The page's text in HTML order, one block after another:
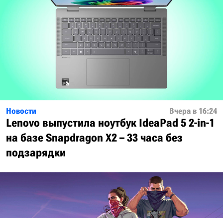
Новости Вчера в 16:24
Lenovo выпустила ноутбук IdeaPad 5 2-in-1
на базе Snapdragon X2 – 33 часа без
подзарядки